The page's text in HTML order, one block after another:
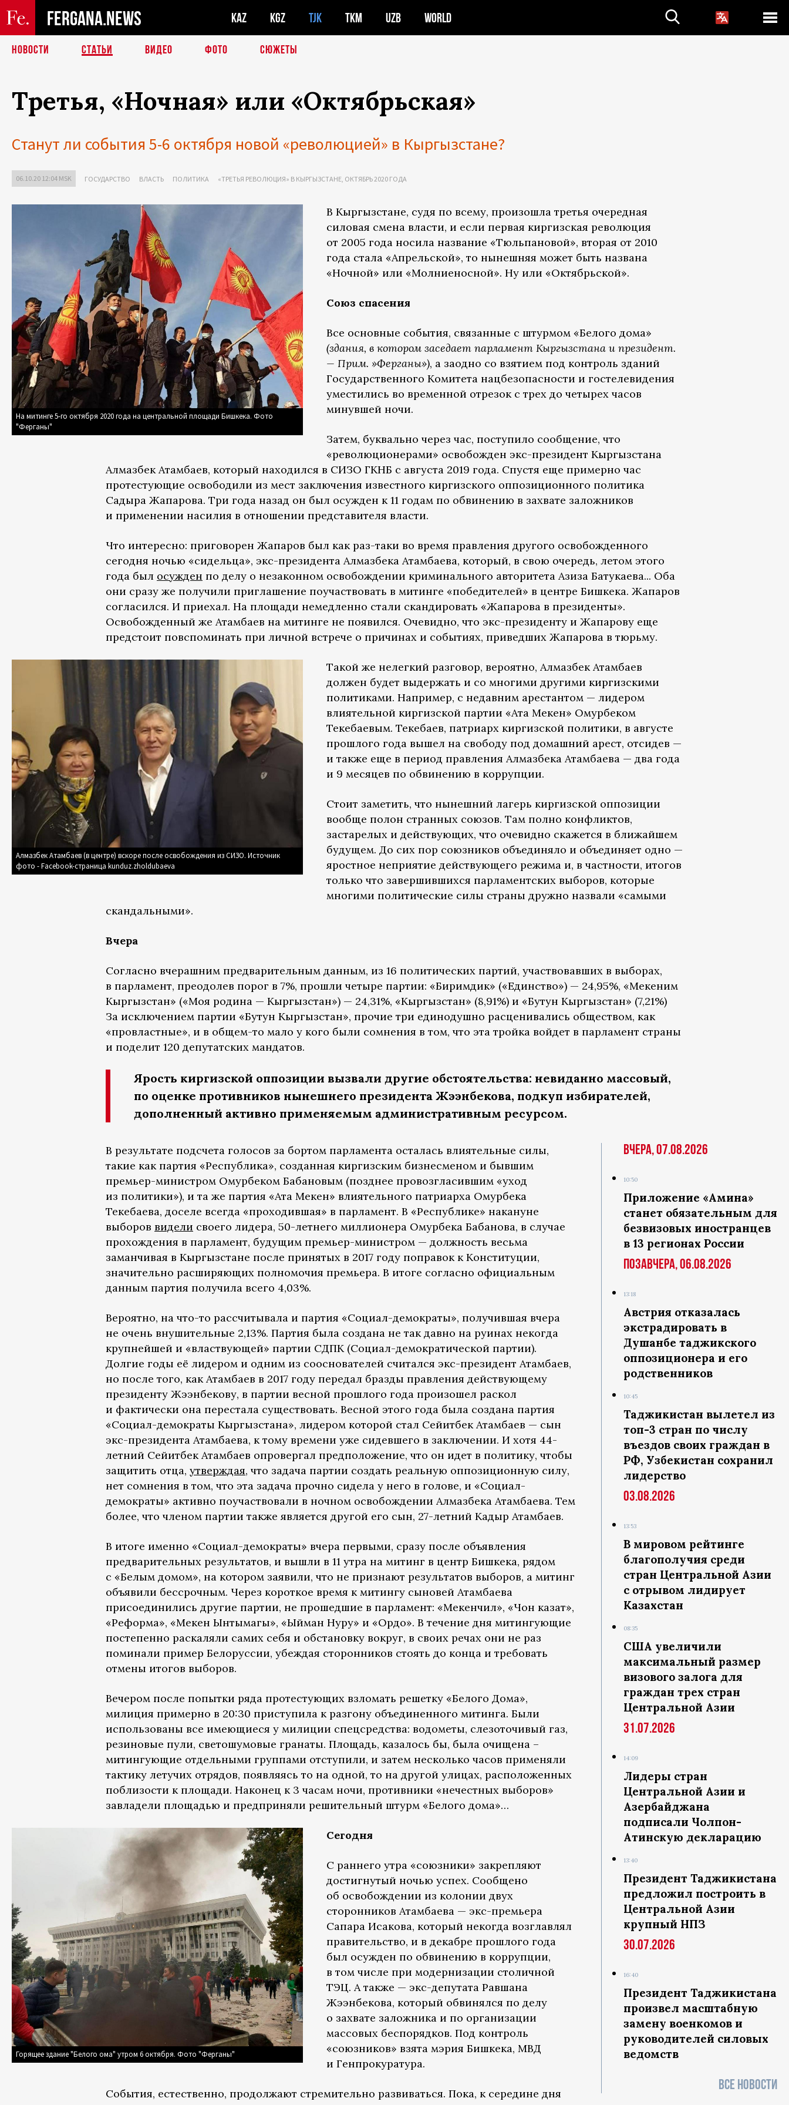
FERGANA.NEWS KAZ KGZ TJK TKM UZB WORLD
НОВОСТИ СТАТЬИ ВИДЕО ФОТО СЮЖЕТЫ
Третья, «Ночная» или «Октябрьская»
Станут ли события 5-6 октября новой «революцией» в Кыргызстане?
06.10.20 12:04 MSK ГОСУДАРСТВО ВЛАСТЬ ПОЛИТИКА «ТРЕТЬЯ РЕВОЛЮЦИЯ» В КЫРГЫЗСТАНЕ, ОКТЯБРЬ 2020 ГОДА
На митинге 5-го октября 2020 года на центральной площади Бишкека. Фото
"Ферганы"
В Кыргызстане, судя по всему, произошла третья очередная
силовая смена власти, и если первая киргизская революция
от 2005 года носила название «Тюльпановой», вторая от 2010
года стала «Апрельской», то нынешняя может быть названа
«Ночной» или «Молниеносной». Ну или «Октябрьской».
Союз спасения
Все основные события, связанные с штурмом «Белого дома»
(здания, в котором заседает парламент Кыргызстана и президент.
— Прим. »Ферганы»), а заодно со взятием под контроль зданий
Государственного Комитета нацбезопасности и гостелевидения
уместились во временной отрезок с трех до четырех часов
минувшей ночи.
Затем, буквально через час, поступило сообщение, что
«революционерами» освобожден экс-президент Кыргызстана
Алмазбек Атамбаев, который находился в СИЗО ГКНБ с августа 2019 года. Спустя еще примерно час
протестующие освободили из мест заключения известного киргизского оппозиционного политика
Садыра Жапарова. Три года назад он был осужден к 11 годам по обвинению в захвате заложников
и применении насилия в отношении представителя власти.
Что интересно: приговорен Жапаров был как раз-таки во время правления другого освобожденного
сегодня ночью «сидельца», экс-президента Алмазбека Атамбаева, который, в свою очередь, летом этого
года был осужден по делу о незаконном освобождении криминального авторитета Азиза Батукаева... Оба
они сразу же получили приглашение поучаствовать в митинге «победителей» в центре Бишкека. Жапаров
согласился. И приехал. На площади немедленно стали скандировать «Жапарова в президенты».
Освобожденный же Атамбаев на митинге не появился. Очевидно, что экс-президенту и Жапарову еще
предстоит повспоминать при личной встрече о причинах и событиях, приведших Жапарова в тюрьму.
Алмазбек Атамбаев (в центре) вскоре после освобождения из СИЗО. Источник
фото - Facebook-страница kunduz.zholdubaeva
Такой же нелегкий разговор, вероятно, Алмазбек Атамбаев
должен будет выдержать и со многими другими киргизскими
политиками. Например, с недавним арестантом — лидером
влиятельной киргизской партии «Ата Мекен» Омурбеком
Текебаевым. Текебаев, патриарх киргизской политики, в августе
прошлого года вышел на свободу под домашний арест, отсидев —
и также еще в период правления Алмазбека Атамбаева — два года
и 9 месяцев по обвинению в коррупции.
Стоит заметить, что нынешний лагерь киргизской оппозиции
вообще полон странных союзов. Там полно конфликтов,
застарелых и действующих, что очевидно скажется в ближайшем
будущем. До сих пор союзников объединяло и объединяет одно —
яростное неприятие действующего режима и, в частности, итогов
только что завершившихся парламентских выборов, которые
многими политические силы страны дружно назвали «самыми
скандальными».
Вчера
Согласно вчерашним предварительным данным, из 16 политических партий, участвовавших в выборах,
в парламент, преодолев порог в 7%, прошли четыре партии: «Биримдик» («Единство») — 24,95%, «Мекеним
Кыргызстан» («Моя родина — Кыргызстан») — 24,31%, «Кыргызстан» (8,91%) и «Бутун Кыргызстан» (7,21%)
За исключением партии «Бутун Кыргызстан», прочие три единодушно расценивались обществом, как
«провластные», и в общем-то мало у кого были сомнения в том, что эта тройка войдет в парламент страны
и поделит 120 депутатских мандатов.
Ярость киргизской оппозиции вызвали другие обстоятельства: невиданно массовый,
по оценке противников нынешнего президента Жээнбекова, подкуп избирателей,
дополненный активно применяемым административным ресурсом.
Вчера, 07.08.2026
10:50
Приложение «Амина»
станет обязательным для
безвизовых иностранцев
в 13 регионах России
Позавчера, 06.08.2026
13:18
Австрия отказалась
экстрадировать в
Душанбе таджикского
оппозиционера и его
родственников
10:45
Таджикистан вылетел из
топ-3 стран по числу
въездов своих граждан в
РФ, Узбекистан сохранил
лидерство
03.08.2026
13:53
В мировом рейтинге
благополучия среди
стран Центральной Азии
с отрывом лидирует
Казахстан
08:35
США увеличили
максимальный размер
визового залога для
граждан трех стран
Центральной Азии
31.07.2026
14:09
Лидеры стран
Центральной Азии и
Азербайджана
подписали Чолпон-
Атинскую декларацию
13:40
Президент Таджикистана
предложил построить в
Центральной Азии
крупный НПЗ
30.07.2026
16:40
Президент Таджикистана
произвел масштабную
замену военкомов и
руководителей силовых
ведомств
ВСЕ НОВОСТИ
В результате подсчета голосов за бортом парламента осталась влиятельные силы,
такие как партия «Республика», созданная киргизским бизнесменом и бывшим
премьер-министром Омурбеком Бабановым (позднее провозгласившим «уход
из политики»), и та же партия «Ата Мекен» влиятельного патриарха Омурбека
Текебаева, доселе всегда «проходившая» в парламент. В «Республике» накануне
выборов видели своего лидера, 50-летнего миллионера Омурбека Бабанова, в случае
прохождения в парламент, будущим премьер-министром — должность весьма
заманчивая в Кыргызстане после принятых в 2017 году поправок к Конституции,
значительно расширяющих полномочия премьера. В итоге согласно официальным
данным партия получила всего 4,03%.
Вероятно, на что-то рассчитывала и партия «Социал-демократы», получившая вчера
не очень внушительные 2,13%. Партия была создана не так давно на руинах некогда
крупнейшей и «властвующей» партии СДПК (Социал-демократической партии).
Долгие годы её лидером и одним из сооснователей считался экс-президент Атамбаев,
но после того, как Атамбаев в 2017 году передал бразды правления действующему
президенту Жээнбекову, в партии весной прошлого года произошел раскол
и фактически она перестала существовать. Весной этого года была создана партия
«Социал-демократы Кыргызстана», лидером которой стал Сейитбек Атамбаев — сын
экс-президента Атамбаева, к тому времени уже сидевшего в заключении. И хотя 44-
летний Сейитбек Атамбаев опровергал предположение, что он идет в политику, чтобы
защитить отца, утверждая, что задача партии создать реальную оппозиционную силу,
нет сомнения в том, что эта задача прочно сидела у него в голове, и «Социал-
демократы» активно поучаствовали в ночном освобождении Алмазбека Атамбаева. Тем
более, что членом партии также является другой его сын, 27-летний Кадыр Атамбаев.
В итоге именно «Социал-демократы» вчера первыми, сразу после объявления
предварительных результатов, и вышли в 11 утра на митинг в центр Бишкека, рядом
с «Белым домом», на котором заявили, что не признают результатов выборов, а митинг
объявили бессрочным. Через короткое время к митингу сыновей Атамбаева
присоединились другие партии, не прошедшие в парламент: «Мекенчил», «Чон казат»,
«Реформа», «Мекен Ынтымагы», «Ыйман Нуру» и «Ордо». В течение дня митингующие
постепенно раскаляли самих себя и обстановку вокруг, в своих речах они не раз
поминали пример Белоруссии, убеждая сторонников стоять до конца и требовать
отмены итогов выборов.
Вечером после попытки ряда протестующих взломать решетку «Белого Дома»,
милиция примерно в 20:30 приступила к разгону объединенного митинга. Были
использованы все имеющиеся у милиции спецсредства: водометы, слезоточивый газ,
резиновые пули, светошумовые гранаты. Площадь, казалось бы, была очищена –
митингующие отдельными группами отступили, и затем несколько часов применяли
тактику летучих отрядов, появляясь то на одной, то на другой улицах, расположенных
поблизости к площади. Наконец к 3 часам ночи, противники «нечестных выборов»
завладели площадью и предприняли решительный штурм «Белого дома»…
Горящее здание "Белого ома" утром 6 октября. Фото "Ферганы"
Сегодня
С раннего утра «союзники» закрепляют
достигнутый ночью успех. Сообщено
об освобождении из колонии двух
сторонников Атамбаева — экс-премьера
Сапара Исакова, который некогда возглавлял
правительство, и в декабре прошлого года
был осужден по обвинению в коррупции,
в том числе при модернизации столичной
ТЭЦ. А также — экс-депутата Равшана
Жээнбекова, который обвинялся по делу
о захвате заложника и по организации
массовых беспорядков. Под контроль
«союзников» взята мэрия Бишкека, МВД
и Генпрокуратура.
События, естественно, продолжают стремительно развиваться. Пока, к середине дня